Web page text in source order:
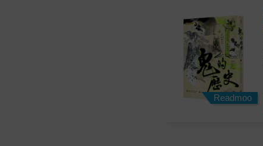
Readmoo